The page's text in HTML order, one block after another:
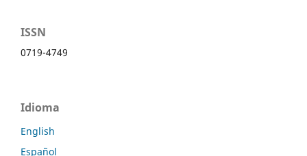
ISSN
0719-4749
Idioma
English
Español